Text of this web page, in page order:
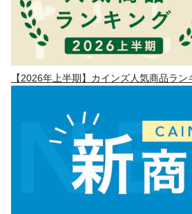
【2026年上半期】カインズ人気商品ラン